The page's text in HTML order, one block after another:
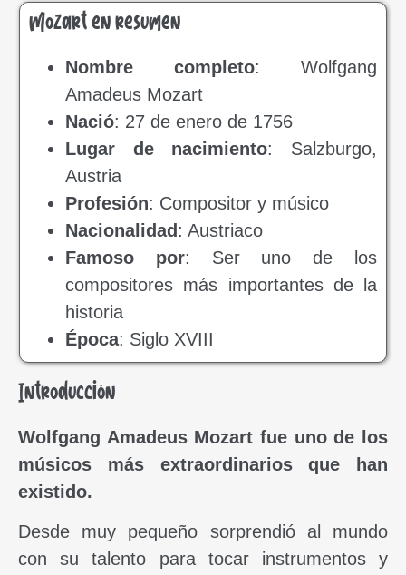
Mozart en resumen
Nombre completo: Wolfgang
Amadeus Mozart
Nació: 27 de enero de 1756
Lugar de nacimiento: Salzburgo,
Austria
Profesión: Compositor y músico
Nacionalidad : Austriaco
Famoso por: Ser uno de los
compositores más importantes de la
historia
Época: Siglo XVIII
Introducción
Wolfgang Amadeus Mozart fue uno de los
músicos más extraordinarios que han
existido.
Desde muy pequeño sorprendió al mundo
con su talento para tocar instrumentos y